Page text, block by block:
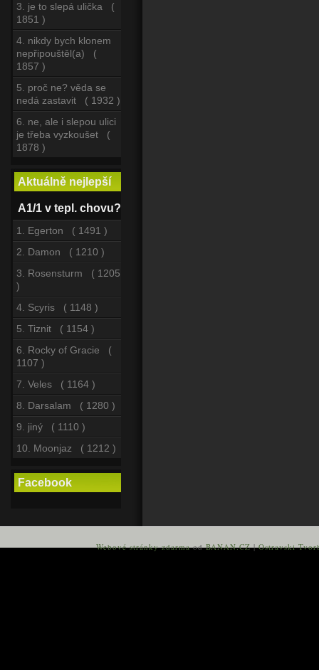
3. je to slepá ulička (
1851 )
4. nikdy bych klonem
nepřipouštěl(a) (
1857 )
5. proč ne? věda se
nedá zastavit ( 1932 )
6. ne, ale i slepou ulici
je třeba vyzkoušet (
1878 )
Aktuálně nejlepší
A1/1 v tepl. chovu?
1. Egerton ( 1491 )
2. Damon ( 1210 )
3. Rosensturm ( 1205
)
4. Scyris ( 1148 )
5. Tiznit ( 1154 )
6. Rocky of Gracie (
1107 )
7. Veles ( 1164 )
8. Darsalam ( 1280 )
9. jiný ( 1110 )
10. Moonjaz ( 1212 )
Facebook
Webové stránky zdarmaodBANAN.CZ|Ostravski